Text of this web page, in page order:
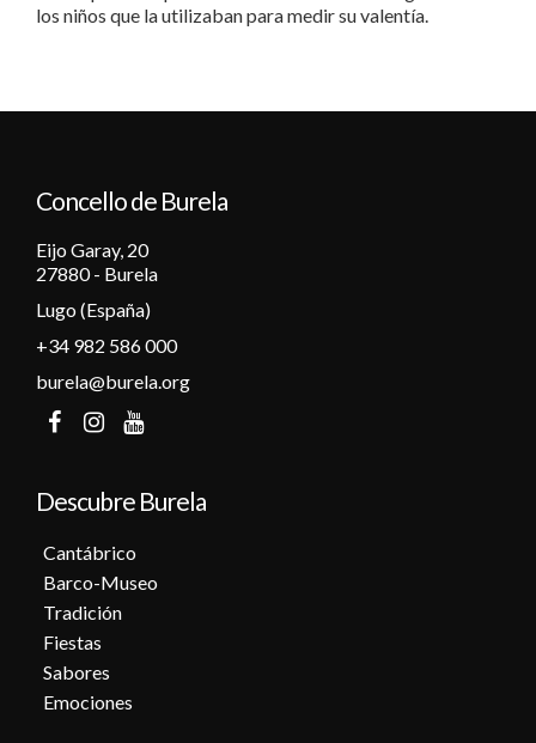
los niños que la utilizaban para medir su valentía.
Concello de Burela
Eijo Garay, 20
27880 - Burela
Lugo (España)
+34 982 586 000
burela@burela.org
Descubre Burela
Cantábrico
Barco-Museo
Tradición
Fiestas
Sabores
Emociones